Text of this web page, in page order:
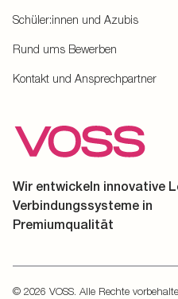
Schüler:innen und Azubis
Rund ums Bewerben
Kontakt und Ansprechpartner
Wir entwickeln innovative
Verbindungssysteme in
Premiumqualität
© 2026 VOSS. Alle Rechte